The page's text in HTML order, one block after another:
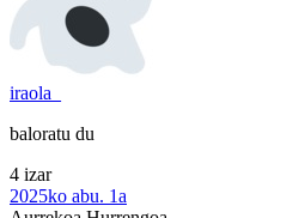
iraola_
baloratu du
4 izar
2025ko abu. 1a